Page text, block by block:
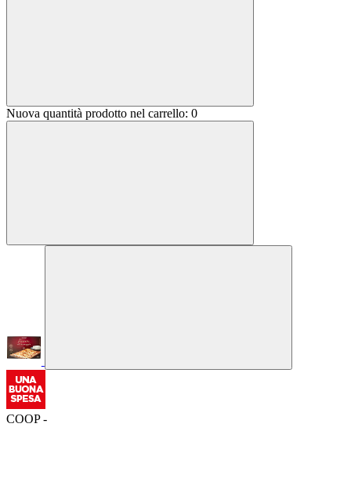
Nuova quantità prodotto nel carrello: 0
COOP -